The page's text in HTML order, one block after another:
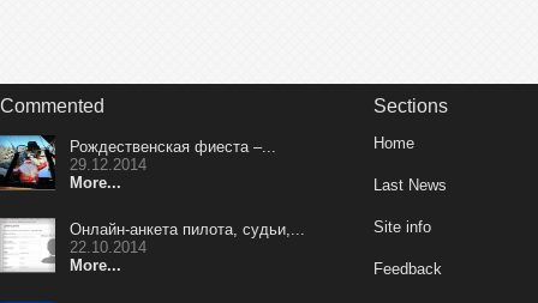
Commented
Рождественская фиеста –...
29.12.2014
More...
Онлайн-анкета пилота, судьи,...
22.10.2014
More...
Sections
Home
Last News
Site info
Feedback